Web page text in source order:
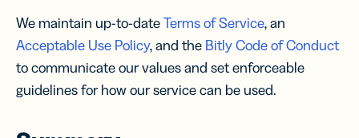
We maintain up-to-dateTerms of Service, an
Acceptable Use Policy, and the Bitly Code of Conduct
to communicate our values and set enforceable
guidelines for how our service can be used.